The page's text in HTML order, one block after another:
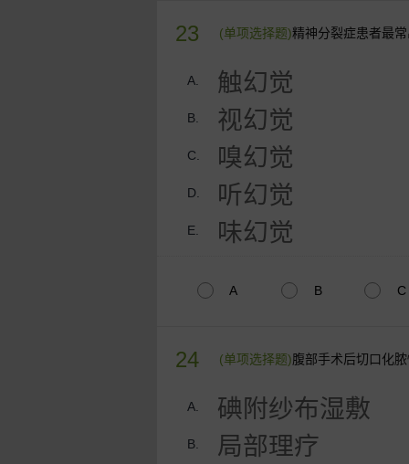
23 (单项选择题)精神分裂症患者最
A. 触幻觉
B. 视幻觉
C. 嗅幻觉
D. 听幻觉
E. 味幻觉
A B C
24 (单项选择题)腹部手术后切口化
A. 碘附纱布湿敷
B. 局部理疗